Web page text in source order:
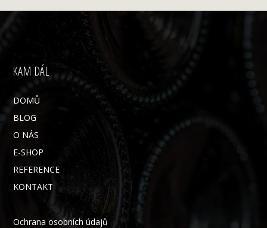
KAM DÁL
DOMŮ
BLOG
O NÁS
E-SHOP
REFERENCE
KONTAKT
Ochrana osobních údajů